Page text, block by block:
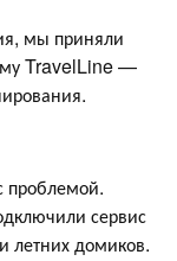
мы приняли
TravelLine —
проблемой.
сервис
летних домиков.